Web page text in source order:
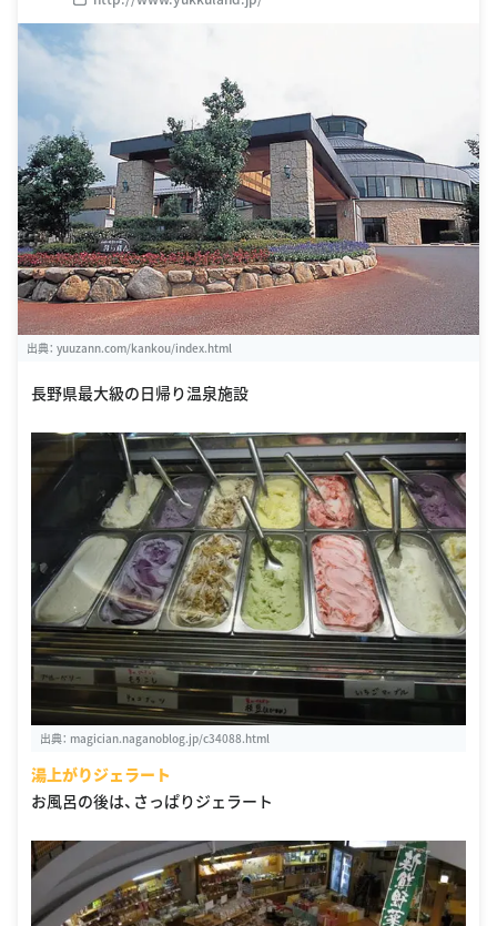
出典： yuuzann.com/kankou/index.html
長野県最大級の日帰り温泉施設
出典： magician.naganoblog.jp/c34088.html
湯上がりジェラート
お風呂の後は、さっぱりジェラート